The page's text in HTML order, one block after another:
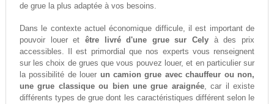
de grue la plus adaptée à vos besoins.
Dans le contexte actuel économique difficule, il est important de
pouvoir louer et être livré d'une grue sur Cely à des prix
accessibles. Il est primordial que nos experts vous renseignent
sur les choix de grues que vous pouvez louer, et en particulier sur
la possibilité de louer un camion grue avec chauffeur ou non,
une grue classique ou bien une grue araignée, car il existe
différents types de grue dont les caractéristiques différent selon le